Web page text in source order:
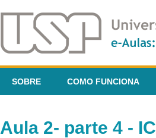
SOBRE COMO FUNCIONA
Aula 2- parte 4 - IC